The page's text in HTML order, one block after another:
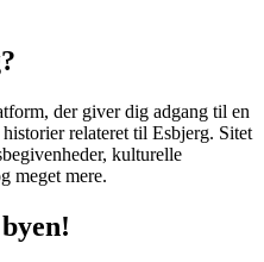
der giver dig adgang til en
relateret til Esbjerg. Sitet
kulturelle
meget mere.